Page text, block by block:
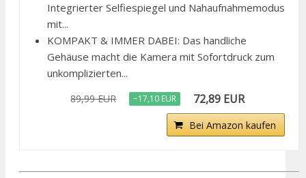
Integrierter Selfiespiegel und Nahaufnahmemodus
mit...
KOMPAKT & IMMER DABEI: Das handliche
Gehäuse macht die Kamera mit Sofortdruck zum
unkomplizierten...
89,99 EUR −17,10 EUR 72,89 EUR
Bei Amazon kaufen